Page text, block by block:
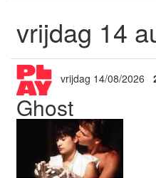
vrijdag 14
vrijdag 14/08/2026
Ghost